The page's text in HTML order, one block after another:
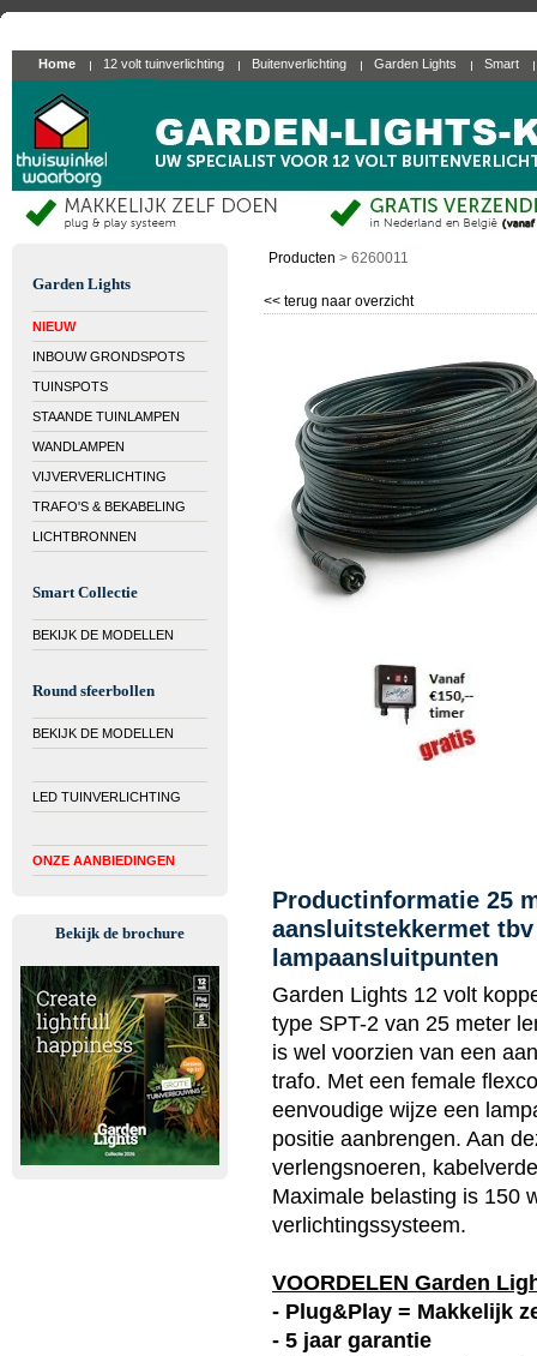
Home 12 volt tuinverlichting Buitenverlichting Garden Lights Smart
Garden Lights
NIEUW
INBOUW GRONDSPOTS
TUINSPOTS
STAANDE TUINLAMPEN
WANDLAMPEN
VIJVERVERLICHTING
TRAFO'S & BEKABELING
LICHTBRONNEN
Smart Collectie
BEKIJK DE MODELLEN
Round sfeerbollen
BEKIJK DE MODELLEN
LED TUINVERLICHTING
ONZE AANBIEDINGEN
Bekijk de brochure
Producten > 6260011
<< terug naar overzicht
Productinformatie 25
aansluitstekkermet
lampaansluitpunten
Garden Lights 12 volt
type SPT-2 van 25 meter
is wel voorzien van een
trafo. Met een female
eenvoudige wijze een
positie aanbrengen. Aan
verlengsnoeren,
Maximale belasting is 150
verlichtingssysteem.
VOORDELEN Garden
- Plug&Play = Makkelijk
- 5 jaar garantie